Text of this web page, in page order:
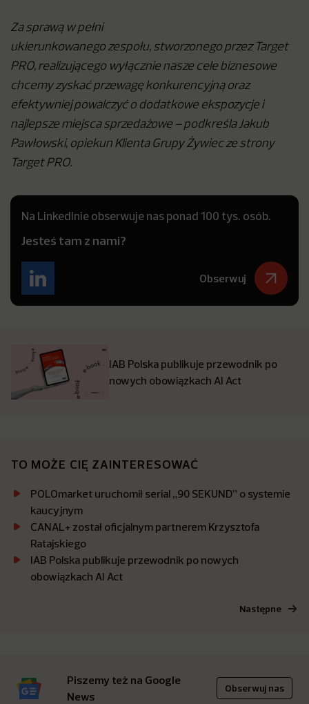
Za sprawą w pełni
ukierunkowanego zespołu, stworzonego przez Target
PRO, realizującego wyłącznie nasze cele biznesowe
chcemy zyskać przewagę konkurencyjną oraz
efektywniej powalczyć o dodatkowe ekspozycje i
najlepsze miejsca sprzedażowe – podkreśla Jakub
Pawłowski, opiekun Klienta Grupy Żywiec ze strony
Target PRO.
Na LinkedInie obserwuje nas ponad 100 tys. osób.
Jesteś tam z nami?
Obserwuj
IAB Polska publikuje przewodnik po
nowych obowiązkach AI Act
TO MOŻE CIĘ ZAINTERESOWAĆ
POLOmarket uruchomił serial „90 SEKUND” o systemie
kaucyjnym
CANAL+ został oficjalnym partnerem Krzysztofa
Ratajskiego
IAB Polska publikuje przewodnik po nowych
obowiązkach AI Act
Następne
Piszemy też na Google
News
Obserwuj nas